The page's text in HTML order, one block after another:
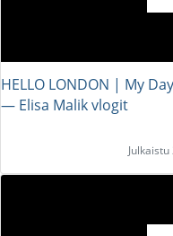
HELLO LONDON | My
― Elisa Malik vlogit